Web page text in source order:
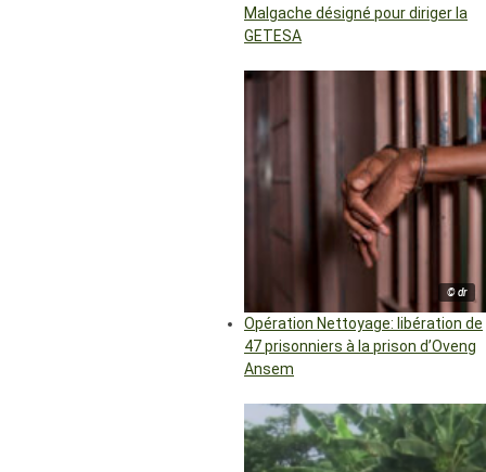
Malgache désigné pour diriger la
GETESA
© dr
Opération Nettoyage: libération de
47 prisonniers à la prison d’Oveng
Ansem